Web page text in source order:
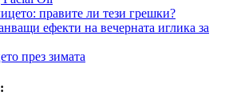
правите ли тези грешки?
ефекти на вечерната иглика за
през зимата